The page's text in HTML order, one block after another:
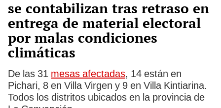
se contabilizan tras retraso en
entrega de material electoral
por malas condiciones
climáticas
De las 31 mesas afectadas, 14 están en
Pichari, 8 en Villa Virgen y 9 en Villa Kintiarina.
Todos los distritos ubicados en la provincia de